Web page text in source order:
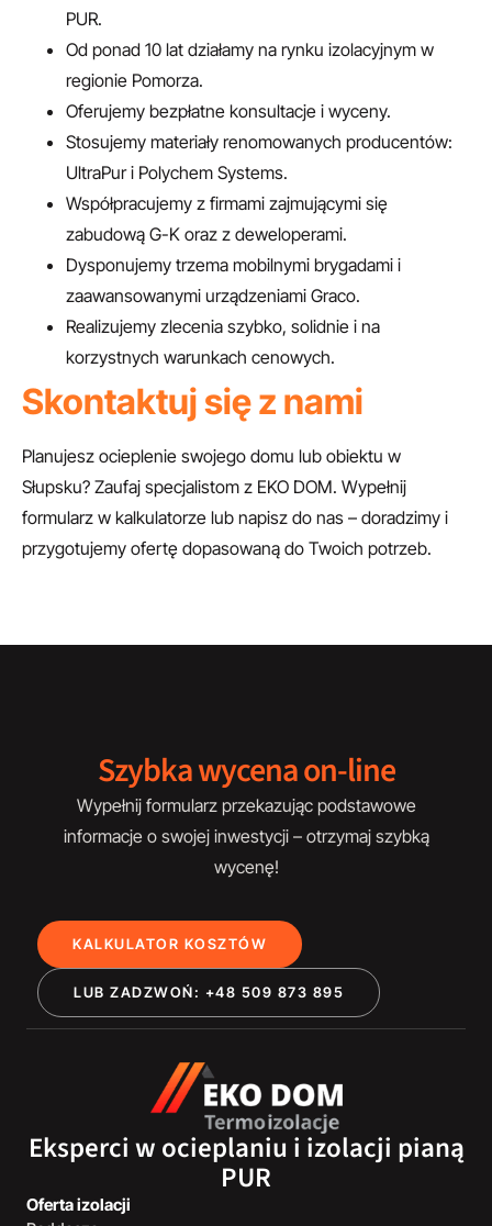
PUR.
Od ponad 10 lat działamy na rynku izolacyjnym w
regionie Pomorza.
Oferujemy bezpłatne konsultacje i wyceny.
Stosujemy materiały renomowanych producentów:
UltraPur i Polychem Systems.
Współpracujemy z firmami zajmującymi się
zabudową G-K oraz z deweloperami.
Dysponujemy trzema mobilnymi brygadami i
zaawansowanymi urządzeniami Graco.
Realizujemy zlecenia szybko, solidnie i na
korzystnych warunkach cenowych.
Skontaktuj się z nami
Planujesz ocieplenie swojego domu lub obiektu w
Słupsku? Zaufaj specjalistom z EKO DOM. Wypełnij
formularz w kalkulatorze lub napisz do nas – doradzimy i
przygotujemy ofertę dopasowaną do Twoich potrzeb.
Szybka wycena on-line
Wypełnij formularz przekazując podstawowe
informacje o swojej inwestycji – otrzymaj szybką
wycenę!
KALKULATOR KOSZTÓW
LUB ZADZWOŃ: +48 509 873 895
Eksperci w ocieplaniu i izolacji pianą
PUR
Oferta izolacji